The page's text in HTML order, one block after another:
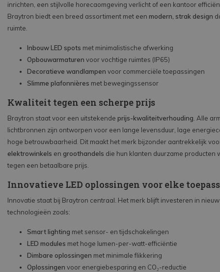
inrichten, een stijlvolle horecaomgeving verlicht of een kantoor
Braytron biedt een breed assortiment met een modern, strak design
ruimte.
Inbouw LED spots met minimalistische afwerking
Opbouwarmaturen voor vochtige ruimtes (IP65)
Decoratieve wandlampen voor commerciële toepassingen
Slimme plafonnières met bewegingssensor
Kwaliteit tegen een scherpe prijs
Braytron staat voor een uitstekende prijs-kwaliteitverhouding. Alle
lichtbronnen zijn ontworpen voor een lange levensduur, lage
hoge betrouwbaarheid. Dit maakt het merk bijzonder aantrekkelijk
elektrowinkels en groothandels die hun klanten duurzame producten
tegen een betaalbare prijs.
Innovatieve LED oplossingen voor elke
Innovatie staat bij Braytron centraal. Het merk blijft investeren in
technologieën zoals:
Smart lighting met sensor- en tijdschakelingen
LED modules met hoge lumen-per-watt-efficiëntie
Dimbare oplossingen met minimale flikkering
Oplossingen voor energiebesparing en CO₂-reductie